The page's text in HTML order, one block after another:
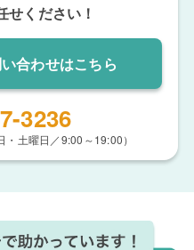
せください！
合わせはこちら
3236
・土曜日／9:00～19:00）